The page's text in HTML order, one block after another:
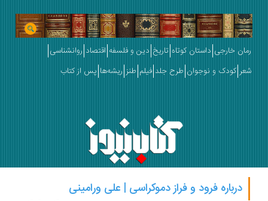
خارجی داستان کوتاه تاریخ دین و فلسفه اقتصاد روانشناسی
کودک و نوجوان طرح جلد فیلم طنز ریشه‌ها پس از کتاب
درباره فرود و فراز دموکراسی | علی ورامینی